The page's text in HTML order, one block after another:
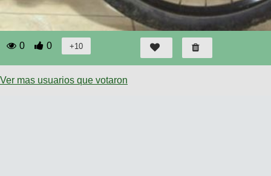
0 0
Ver mas usuarios que votaron